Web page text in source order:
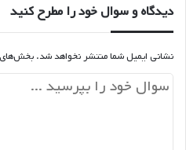
دیدگاه و سوال خود را مطرح کنید
نشانی ایمیل شما منتشر نخواهد شد. بخش‌های